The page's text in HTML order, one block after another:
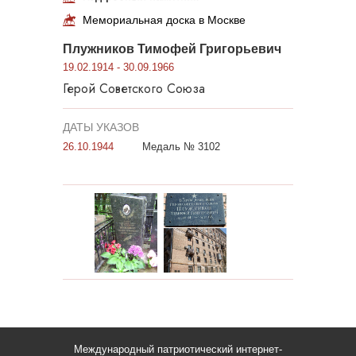
Мемориальная доска в Москве
Плужников Тимофей Григорьевич
19.02.1914 - 30.09.1966
Герой Советского Союза
ДАТЫ УКАЗОВ
26.10.1944 Медаль № 3102
Международный патриотический интернет-